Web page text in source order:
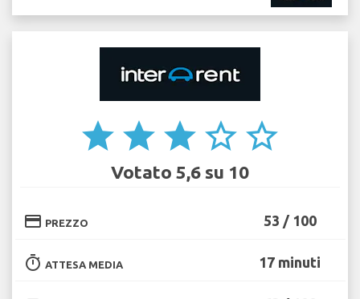
star star star star_border star_border
Votato 5,6 su 10
credit_card PREZZO 53 / 100
timer ATTESA MEDIA 17 minuti